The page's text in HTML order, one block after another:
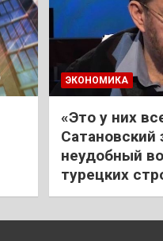
ЭКОНОМИКА
«Это у них
Сатановский
неудобный
турецких